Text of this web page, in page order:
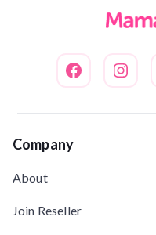
Company
About
Join Reseller